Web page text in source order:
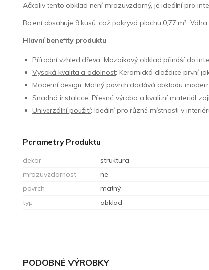
Ačkoliv tento obklad není mrazuvzdorný, je ideální pro
Balení obsahuje 9 kusů, což pokrývá plochu 0,77 m².
Hlavní benefity produktu
Přírodní vzhled dřeva: Mozaikový obklad přináší do
Vysoká kvalita a odolnost: Keramická dlaždice první
Moderní design: Matný povrch dodává obkladu
Snadná instalace: Přesná výroba a kvalitní materiál
Univerzální použití: Ideální pro různé místnosti v
Parametry Produktu
dekor struktura
mrazuvzdornost
ne
povrch
matný
typ
obklad
PODOBNÉ VÝROBKY